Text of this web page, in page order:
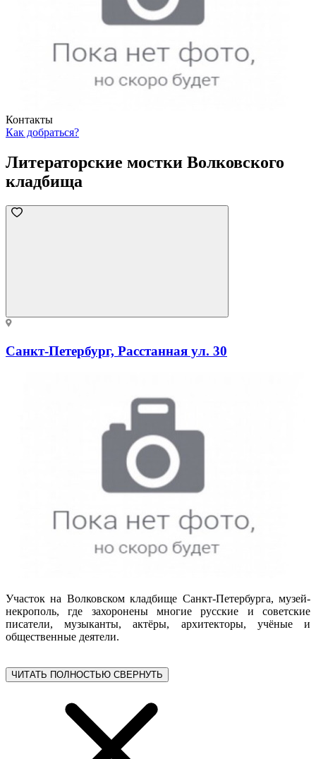
Контакты
Как добраться?
Литераторские мостки Волковского
кладбища
Санкт-Петербург, Расстанная ул. 30
Участок на Волковском кладбище Санкт-Петербурга, музей-
некрополь, где захоронены многие русские и советские
писатели, музыканты, актёры, архитекторы, учёные и
общественные деятели.
ЧИТАТЬ ПОЛНОСТЬЮ СВЕРНУТЬ